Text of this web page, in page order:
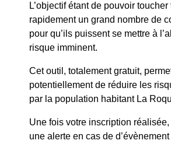
L’objectif étant de pouvoir toucher
rapidement un grand nombre de
pour qu’ils puissent se mettre à
risque imminent.
Cet outil, totalement gratuit,
potentiellement de réduire les
par la population habitant La
Une fois votre inscription
une alerte en cas de d’évènement